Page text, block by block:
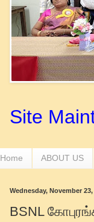
Site
Home ABOUT US
Wednesday, November 23,
BSNL